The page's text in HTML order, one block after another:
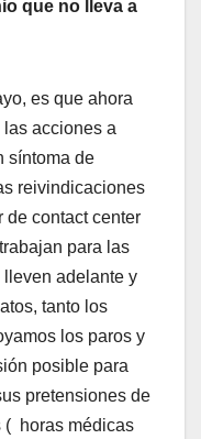
que no lleva a
es que ahora
acciones a
síntoma de
reivindicaciones
de contact center
para las
adelante y
tanto los
los paros y
posible para
pretensiones de
( horas médicas